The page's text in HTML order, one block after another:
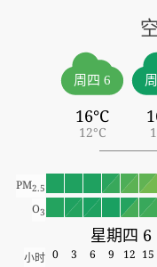
周四 6
16°C
12°C
PM2.5
O3
星期四 6
小时 0 3 6 9 12 15